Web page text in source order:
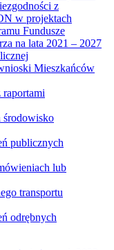
z
w projektach
Fundusze
na lata 2021 – 2027
Mieszkańców
środowisko
publicznych
lub
transportu
odrębnych